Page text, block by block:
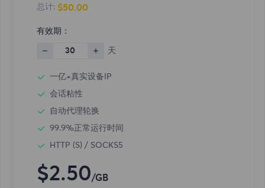
总计: $50.00
有效期：
30 天
一亿+真实设备IP
会话粘性
自动代理轮换
99.9%正常运行时间
HTTP (S) / SOCKS5
$2.50/GB